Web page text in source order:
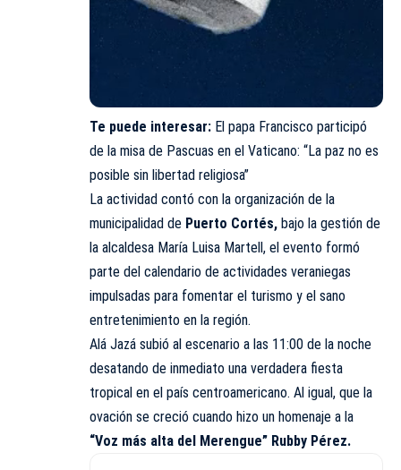
Te puede interesar: El papa Francisco participó
de la misa de Pascuas en el Vaticano: “La paz no es
posible sin libertad religiosa”
La actividad contó con la organización de la
municipalidad de Puerto Cortés, bajo la gestión de
la alcaldesa María Luisa Martell, el evento formó
parte del calendario de actividades veraniegas
impulsadas para fomentar el turismo y el sano
entretenimiento en la región.
Alá Jazá subió al escenario a las 11:00 de la noche
desatando de inmediato una verdadera fiesta
tropical en el país centroamericano. Al igual, que la
ovación se creció cuando hizo un homenaje a la
“Voz más alta del Merengue” Rubby Pérez.